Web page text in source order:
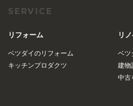
SERVICE
リフォーム
ベツダイのリフォーム
キッチンプロダクツ
リ
ベツ
建物
中古